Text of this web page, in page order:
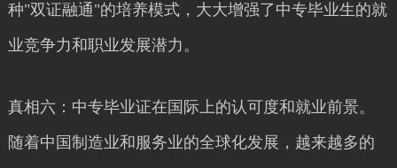
种"双证融通"的培养模式，大大增强了中专毕业生的就
业竞争力和职业发展潜力。
真相六：中专毕业证在国际上的认可度和就业前景。
随着中国制造业和服务业的全球化发展，越来越多的